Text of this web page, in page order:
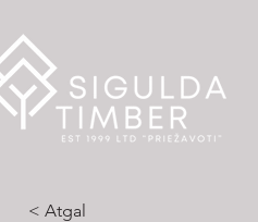
< Atgal